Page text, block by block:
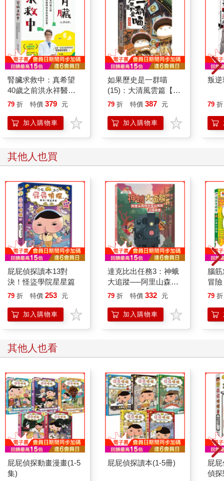
腎臟求救中：真希望
40歲之前洪永祥醫師
就告訴我這些事
79 折 特價 379 元
加入購物車
如果歷史是一群喵
(15)：大清風雲篇【萌
貓漫畫學歷史】
79 折 特價 387 元
加入購物車
叛逆
79 折
其他人也買
屁屁偵探讀本13對
決！怪盜學院星星篇
79 折 特價 253 元
加入購物車
達克比出任務3：神蛾
大追蹤──阿里山森林
與登山鐵路沿線調查
79 折 特價 332 元
加入購物車
腦
冒險
79 折
其他人也看
屁屁偵探動畫漫畫(1-5
集)
屁屁偵探讀本(1-5冊)
屁
偵